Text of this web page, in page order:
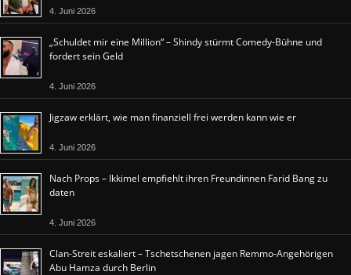
4. Juni 2026
„Schuldet mir eine Million“ – Shindy stürmt Comedy-Bühne und
fordert sein Geld
4. Juni 2026
Jigzaw erklärt, wie man finanziell frei werden kann wie er
4. Juni 2026
Nach Props – Ikkimel empfiehlt ihren Freundinnen Farid Bang zu
daten
4. Juni 2026
Clan-Streit eskaliert – Tschetschenen jagen Remmo-Angehörigen
Abu Hamza durch Berlin